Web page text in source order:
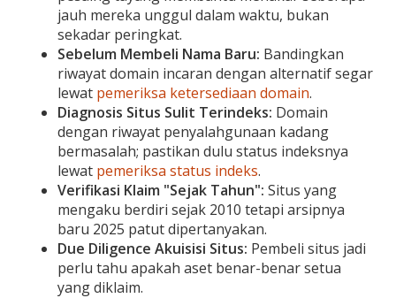
jauh mereka unggul dalam waktu, bukan
sekadar peringkat.
Sebelum Membeli Nama Baru: Bandingkan
riwayat domain incaran dengan alternatif segar
lewat pemeriksa ketersediaan domain.
Diagnosis Situs Sulit Terindeks: Domain
dengan riwayat penyalahgunaan kadang
bermasalah; pastikan dulu status indeksnya
lewat pemeriksa status indeks.
Verifikasi Klaim "Sejak Tahun": Situs yang
mengaku berdiri sejak 2010 tetapi arsipnya
baru 2025 patut dipertanyakan.
Due Diligence Akuisisi Situs: Pembeli situs jadi
perlu tahu apakah aset benar-benar setua
yang diklaim.